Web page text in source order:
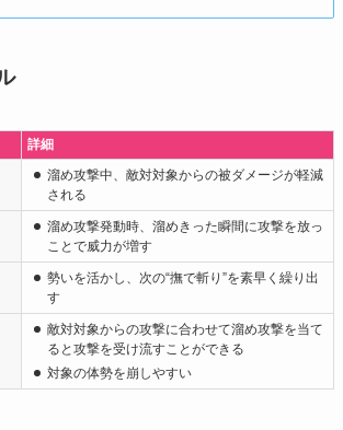
詳細
溜め攻撃中、敵対対象からの被ダメージが軽減
される
溜め攻撃発動時、溜めきった瞬間に攻撃を放っ
ことで威力が増す
勢いを活かし、次の“撫で斬り”を素早く繰り出
す
敵対対象からの攻撃に合わせて溜め攻撃を当て
ると攻撃を受け流すことができる
対象の体勢を崩しやすい